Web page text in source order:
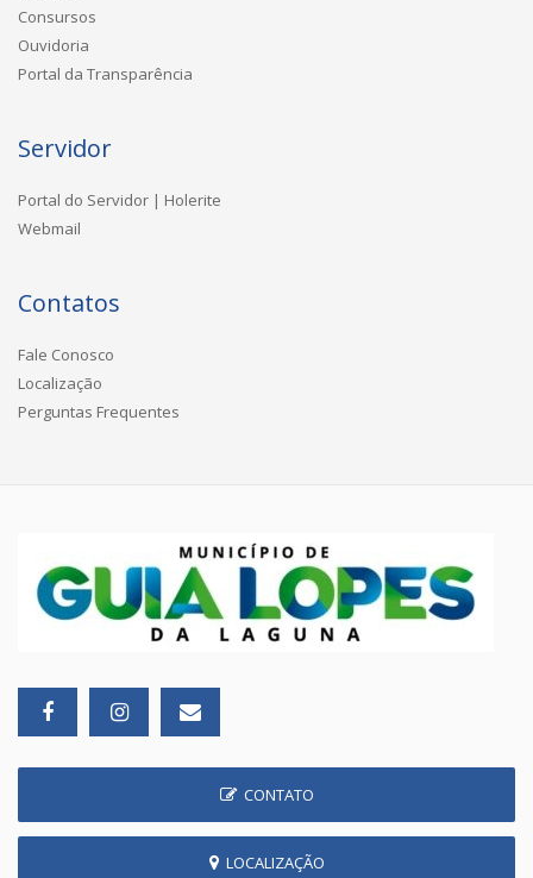
Consursos
Ouvidoria
Portal da Transparência
Servidor
Portal do Servidor | Holerite
Webmail
Contatos
Fale Conosco
Localização
Perguntas Frequentes
CONTATO
LOCALIZAÇÃO